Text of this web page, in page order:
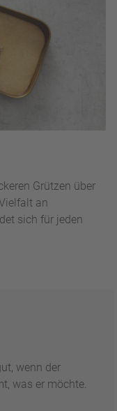
Grützen über
an
sich für jeden
wenn der
was er möchte.